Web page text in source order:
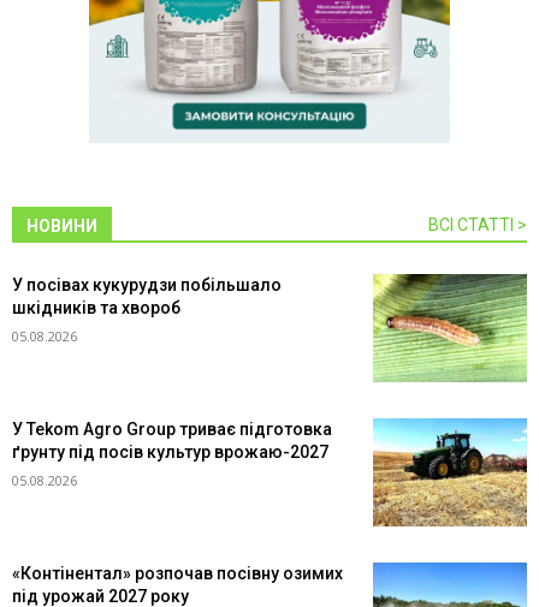
НОВИНИ ВСІ СТАТТІ >
У посівах кукурудзи побільшало
шкідників та хвороб
05.08.2026
У Tekom Agro Group триває підготовка
ґрунту під посів культур врожаю-2027
05.08.2026
«Контінентал» розпочав посівну озимих
під урожай 2027 року